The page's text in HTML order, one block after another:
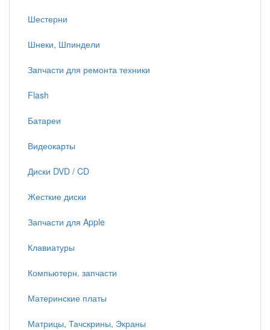
Шестерни
Шнеки, Шпиндели
Запчасти для ремонта техники
Flash
Батареи
Видеокарты
Диски DVD / CD
Жесткие диски
Запчасти для Apple
Клавиатуры
Компьютерн. запчасти
Материнские платы
Матрицы, Тачскрины, Экраны